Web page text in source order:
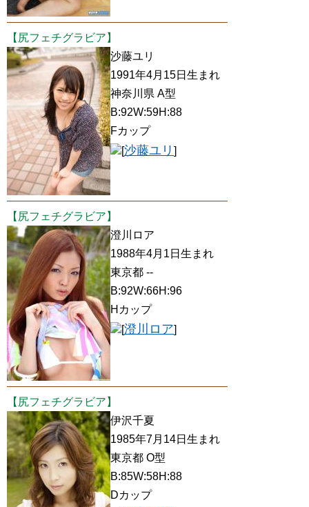
【尻フェチグラビア】
沙藤ユリ
1991年4月15日生まれ
神奈川県 A型
B:92W:59H:88
Fカップ
[沙藤ユリ ]
【尻フェチグラビア】
澄川ロア
1988年4月1日生まれ
東京都 --
B:92W:66H:96
Hカップ
[澄川ロア]
【尻フェチグラビア】
伊沢千夏
1985年7月14日生まれ
東京都 O型
B:85W:58H:88
Dカップ